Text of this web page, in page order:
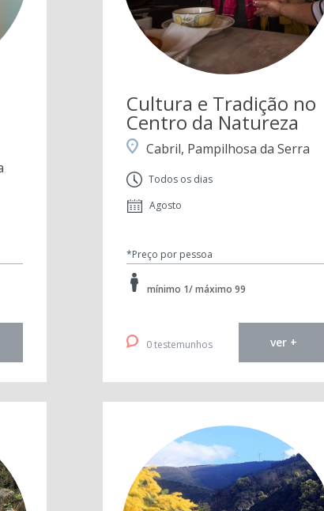
Cultura e Tradição no
Centro da Natureza
Cabril, Pampilhosa da Serra
Todos os dias
Agosto
*Preço por pessoa
mínimo 1/ máximo 99
0 testemunhos ver +